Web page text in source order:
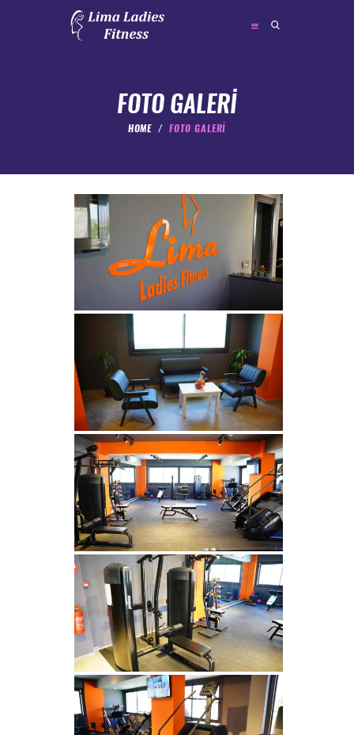
FOTO GALERİ
HOME FOTO GALERİ
HAKKIMIZDA
HİZMETLERİMİZ
FOTO GALERİ
BİZE ULAŞIN